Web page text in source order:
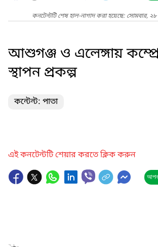
কনটেন্টটি শেষ হাল-নাগাদ করা হয়েছে: সোমবার,
আশুগঞ্জ ও এলেঙ্গায়
স্থাপন প্রকল্প
কন্টেন্ট: পাতা
এই কনটেন্টটি শেয়ার করতে ক্লিক করুন